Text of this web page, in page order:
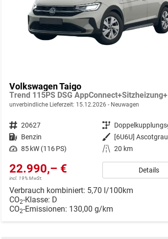
Volkswagen Taigo
unverbindliche Lieferzeit: 15.12.2026 Neuwagen
Fahrzeugnr. 20627 Getriebe
Kraftstoff Benzin Außenfarbe
[6U6U] Ascotgrau
Leistung 85 kW (116 PS) Kilometerstand 20 km
22.990,– €
incl. 19% MwSt.
Details
Verbrauch kombiniert: 5,70 l/100km
CO2-Klasse: D
CO2-Emissionen: 130,00 g/km